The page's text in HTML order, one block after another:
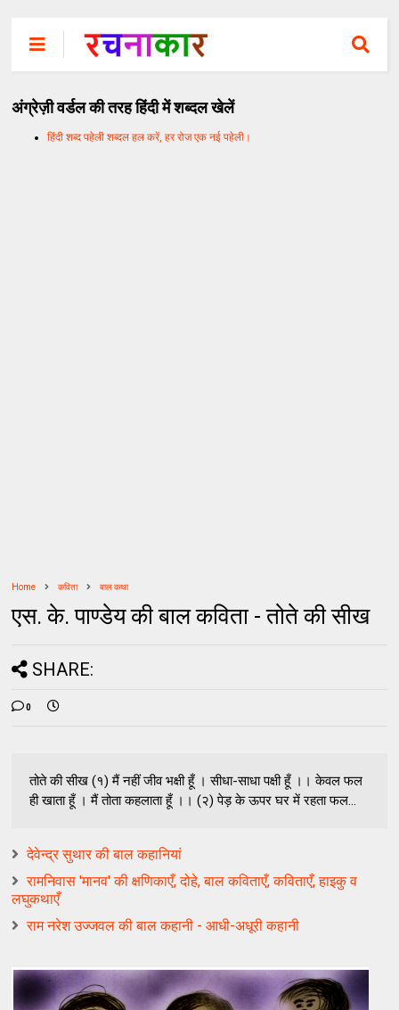
अंग्रेज़ी वर्डल की तरह हिंदी में शब्दल खेलें
हिंदी शब्द पहेली शब्दल हल करें, हर रोज एक नई पहेली।
Home कविता बाल कथा
एस. के. पाण्डेय की बाल कविता - तोते की सीख
SHARE:
0
तोते की सीख (१) मैं नहीं जीव भक्षी हूँ । सीधा-साधा पक्षी हूँ ।। केवल फल
ही खाता हूँ । मैं तोता कहलाता हूँ ।। (२) पेड़ के ऊपर घर में रहता फल...
देवेन्द्र सुथार की बाल कहानियां
रामनिवास 'मानव' की क्षणिकाएँ, दोहे, बाल कविताएँ, कविताएँ, हाइकु व
लघुकथाएँ
राम नरेश उज्जवल की बाल कहानी - आधी-अधूरी कहानी